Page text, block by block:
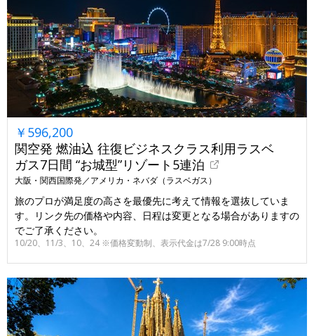
￥596,200
関空発 燃油込 往復ビジネスクラス利用ラスベ
ガス7日間 “お城型”リゾート5連泊
大阪・関西国際発／アメリカ・ネバダ（ラスベガス）
旅のプロが満足度の高さを最優先に考えて情報を選抜していま
す。リンク先の価格や内容、日程は変更となる場合がありますの
でご了承ください。
10/20、11/3、10、24 ※価格変動制、表示代金は7/28 9:00時点